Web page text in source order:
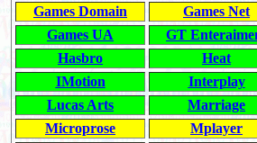
Games Domain
Games Net
Games UA
GT
Hasbro
Heat
IMotion
Interplay
Lucas Arts
Marriage
Microprose
Mplayer